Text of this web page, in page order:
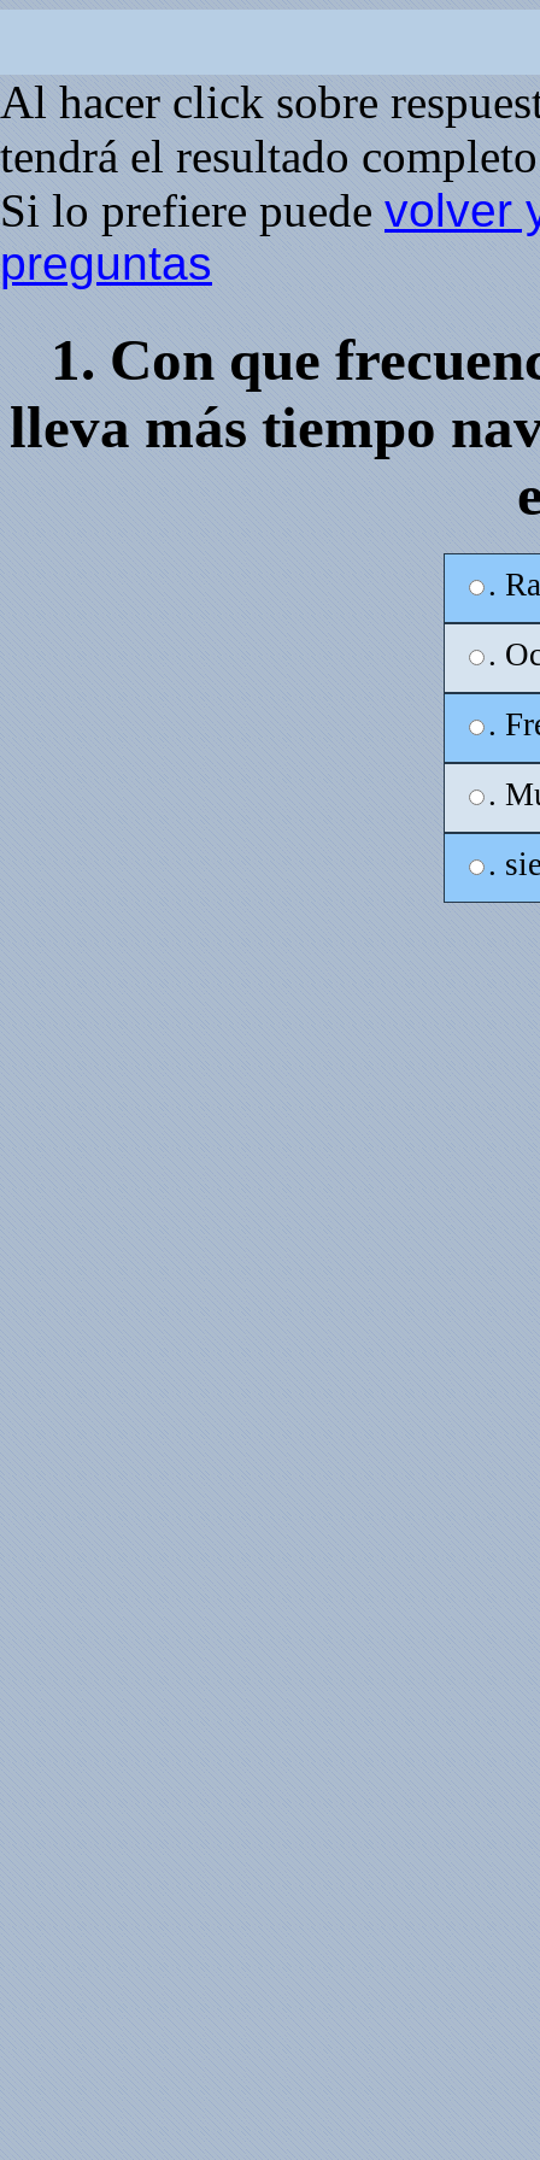
Al hacer click sobre
tendrá el resultado
Si lo prefiere puede volver
preguntas
1. Con que
lleva más tiempo
.
.
.
.
.